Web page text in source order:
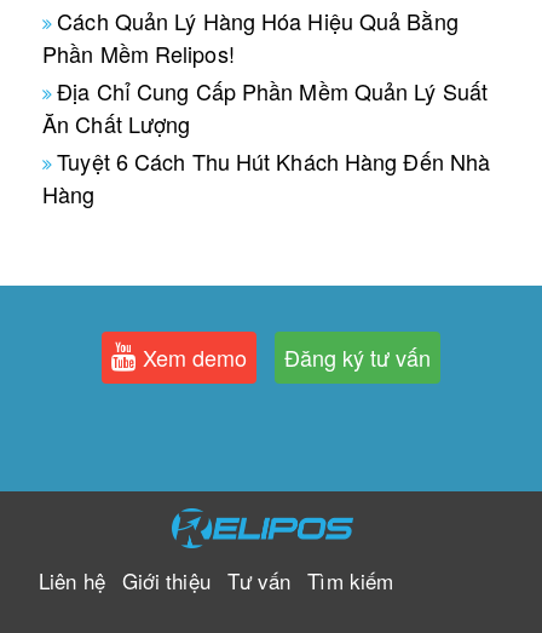
Cách Quản Lý Hàng Hóa Hiệu Quả Bằng
Phần Mềm Relipos!
Địa Chỉ Cung Cấp Phần Mềm Quản Lý Suất
Ăn Chất Lượng
Tuyệt 6 Cách Thu Hút Khách Hàng Đến Nhà
Hàng
Xem demo Đăng ký tư vấn
Liên hệ Giới thiệu Tư vấn Tìm kiếm